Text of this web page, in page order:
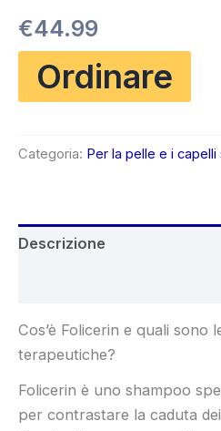
su 5 su
base di
recensioni
€44.99
Ordinare
Categoria: Per la pelle e i capelli
Descrizione
Cos’è Folicerin e quali sono
terapeutiche?
Folicerin è uno shampoo
per contrastare la caduta